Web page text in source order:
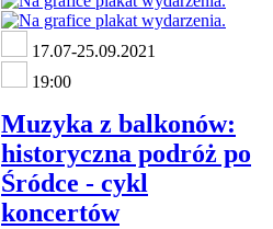
17.07-25.09.2021
19:00
Muzyka z balkonów:
historyczna podróż po
Śródce - cykl
koncertów